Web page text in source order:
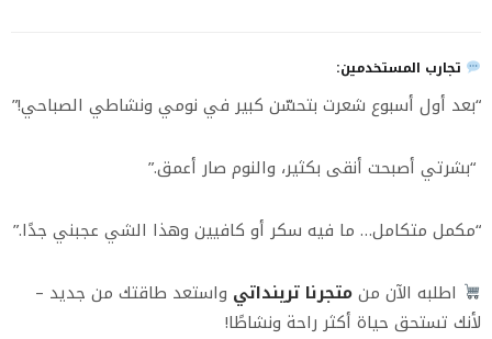
تجارب المستخدمين:
“بعد أول أسبوع شعرت بتحسّن كبير في نومي ونشاطي الصباحي!”
“بشرتي أصبحت أنقى بكثير، والنوم صار أعمق.”
“مكمل متكامل… ما فيه سكر أو كافيين وهذا الشي عجبني جدًا.”
اطلبه الآن منمتجرنا ترينداتي واستعد طاقتك من جديد –
لأنك تستحق حياة أكثر راحة ونشاطًا!